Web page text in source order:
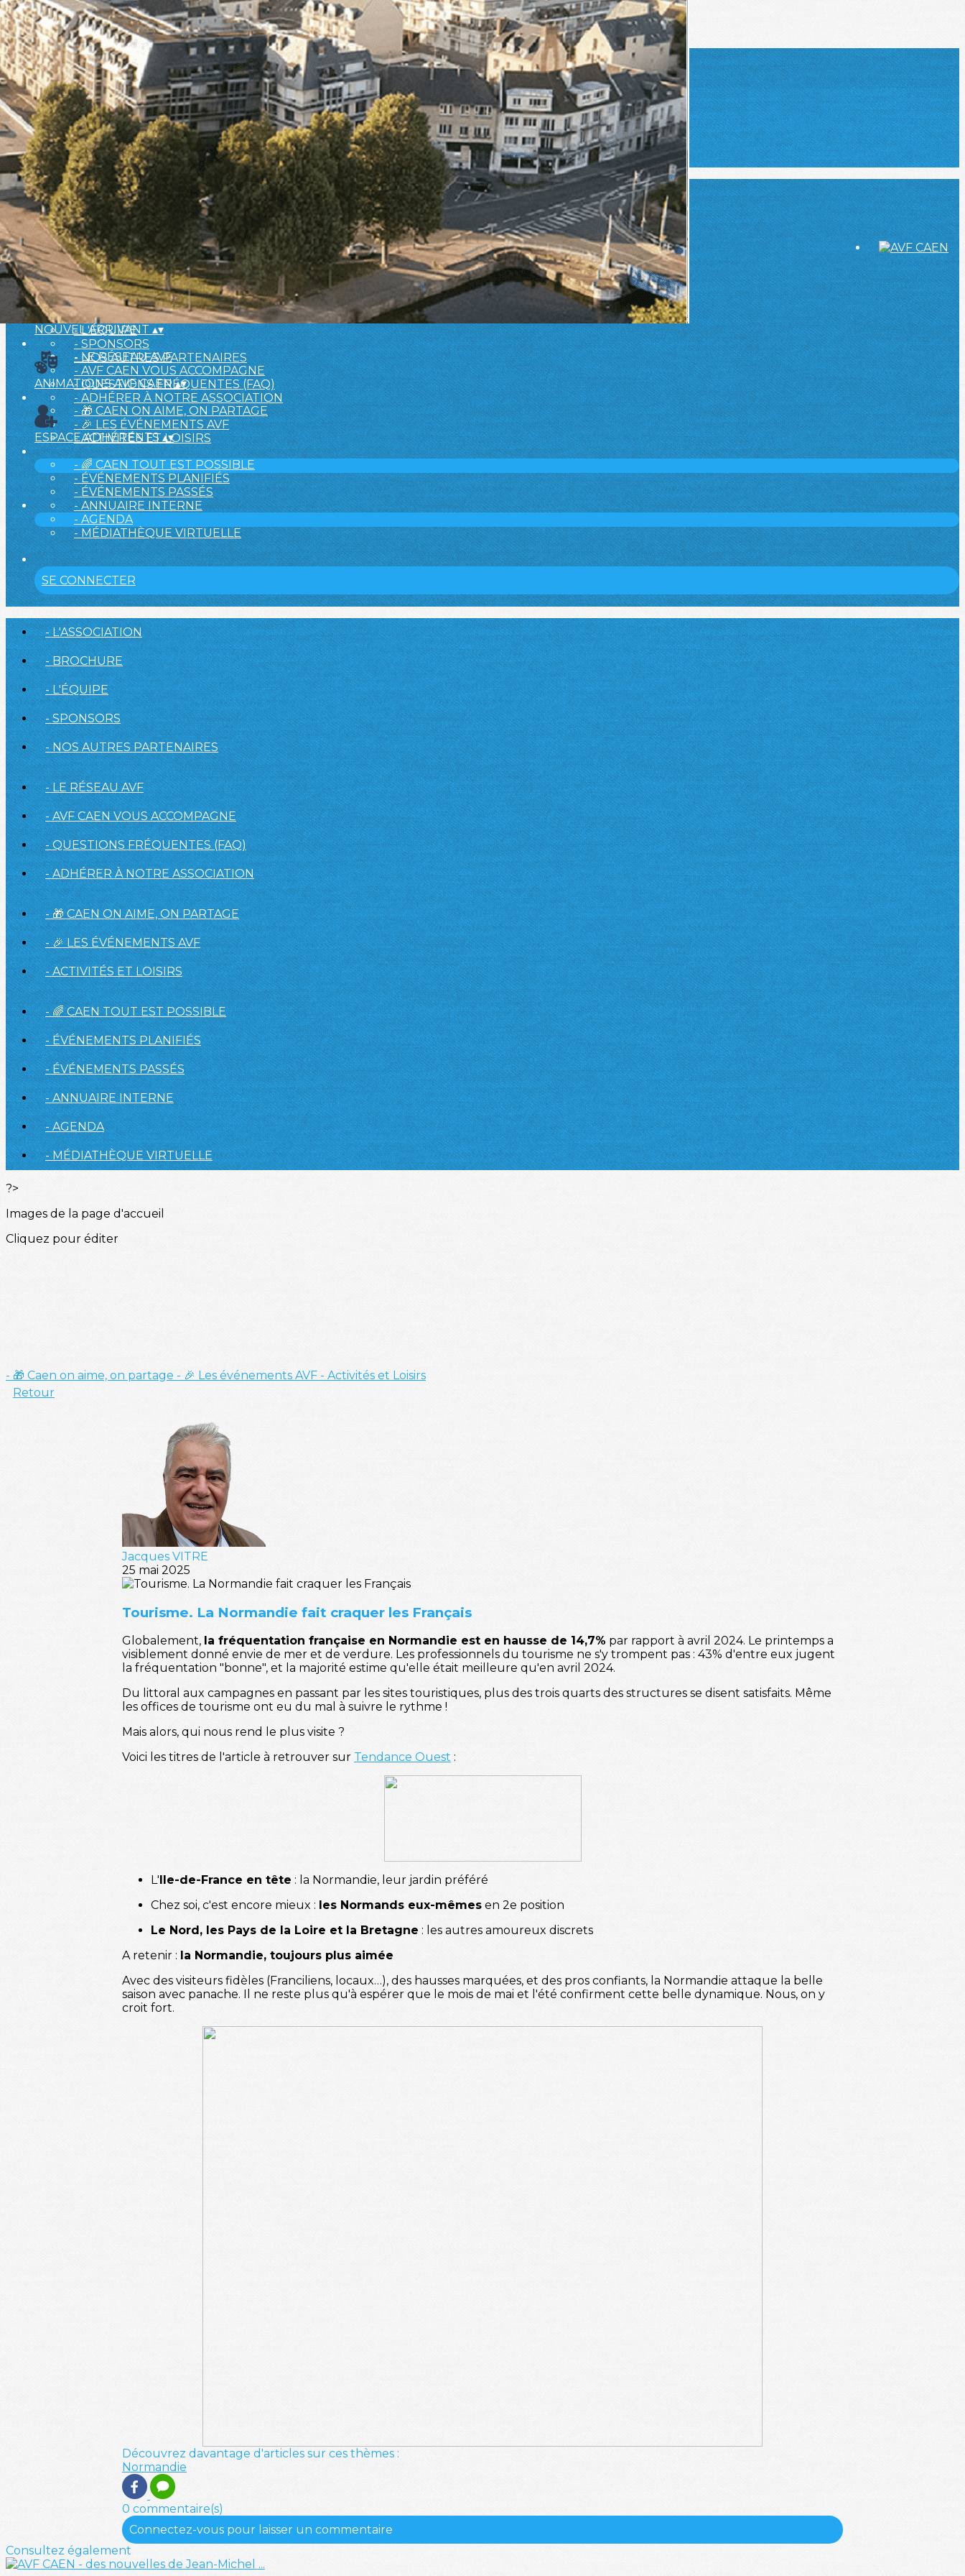
Exporter les lignes sélectionnées
Exporter toutes les colonnes
Exporter uniquement les colonnes affichées
Menu
<
>
- 🎁 Caen on aime, on partage
- 🎉 Les événements AVF
- Activités et Loisirs
Ajoutez un logo, un bouton, des réseaux sociaux
Cliquez pour éditer
L'ASSOCIATION▴▾
- L'ASSOCIATION
- BROCHURE
- L'ÉQUIPE
- SPONSORS
- NOS AUTRES PARTENAIRES
NOUVEL ARRIVANT▴▾
- LE RÉSEAU AVF
- AVF CAEN VOUS ACCOMPAGNE
- QUESTIONS FRÉQUENTES (FAQ)
- ADHÉRER À NOTRE ASSOCIATION
ANIMATIONS AVF CAEN▴▾
- 🎁 CAEN ON AIME, ON PARTAGE
- 🎉 LES ÉVÉNEMENTS AVF
- ACTIVITÉS ET LOISIRS
ESPACE ADHÉRENTS▴▾
- 🌈 CAEN TOUT EST POSSIBLE
- ÉVÉNEMENTS PLANIFIÉS
- ÉVÉNEMENTS PASSÉS
- ANNUAIRE INTERNE
- AGENDA
- MÉDIATHÈQUE VIRTUELLE
SE CONNECTER
- L'ASSOCIATION
- BROCHURE
- L'ÉQUIPE
- SPONSORS
- NOS AUTRES PARTENAIRES
- LE RÉSEAU AVF
- AVF CAEN VOUS ACCOMPAGNE
- QUESTIONS FRÉQUENTES (FAQ)
- ADHÉRER À NOTRE ASSOCIATION
- 🎁 CAEN ON AIME, ON PARTAGE
- 🎉 LES ÉVÉNEMENTS AVF
- ACTIVITÉS ET LOISIRS
- 🌈 CAEN TOUT EST POSSIBLE
- ÉVÉNEMENTS PLANIFIÉS
- ÉVÉNEMENTS PASSÉS
- ANNUAIRE INTERNE
- AGENDA
- MÉDIATHÈQUE VIRTUELLE
?>
Images de la page d'accueil
Cliquez pour éditer
- 🎁 Caen on aime, on partage - 🎉 Les événements AVF - Activités et Loisirs
Retour
Jacques VITRE
25 mai 2025
Tourisme. La Normandie fait craquer les Français
Globalement, la fréquentation française en Normandie est en hausse de 14,7% par rapport à avril 2024. Le printemps a
visiblement donné envie de mer et de verdure. Les professionnels du tourisme ne s'y trompent pas : 43% d'entre eux jugent
la fréquentation "bonne", et la majorité estime qu'elle était meilleure qu'en avril 2024.
Du littoral aux campagnes en passant par les sites touristiques, plus des trois quarts des structures se disent satisfaits. Même
les offices de tourisme ont eu du mal à suivre le rythme !
Mais alors, qui nous rend le plus visite ?
Voici les titres de l'article à retrouver sur Tendance Ouest :
L' Ile-de-France en tête : la Normandie, leur jardin préféré
Chez soi, c'est encore mieux : les Normands eux-mêmes en 2e position
Le Nord, les Pays de la Loire et la Bretagne : les autres amoureux discrets
A retenir : la Normandie, toujours plus aimée
Avec des visiteurs fidèles (Franciliens, locaux…), des hausses marquées, et des pros confiants, la Normandie attaque la belle
saison avec panache. Il ne reste plus qu'à espérer que le mois de mai et l'été confirment cette belle dynamique. Nous, on y
croit fort.
Découvrez davantage d'articles sur ces thèmes :
Normandie
0 commentaire(s)
Connectez-vous pour laisser un commentaire
Consultez également